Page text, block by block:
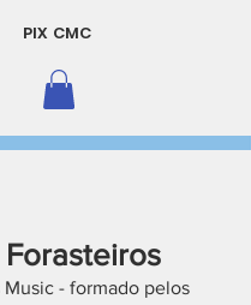
PIX CMC
Music - formado pelos